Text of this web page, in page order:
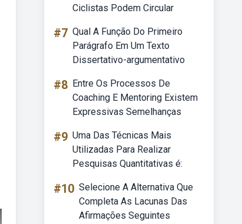
Ciclistas Podem Circular
#7 Qual A Função Do Primeiro
Parágrafo Em Um Texto
Dissertativo-argumentativo
#8 Entre Os Processos De
Coaching E Mentoring Existem
Expressivas Semelhanças
#9 Uma Das Técnicas Mais
Utilizadas Para Realizar
Pesquisas Quantitativas é:
#10 Selecione A Alternativa Que
Completa As Lacunas Das
Afirmações Seguintes